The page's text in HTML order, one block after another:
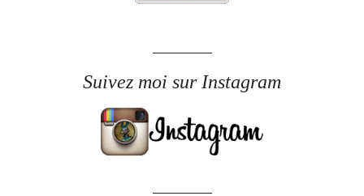
Suivez moi sur Instagram